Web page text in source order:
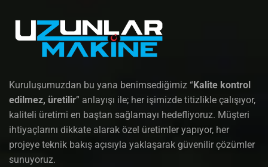
Kuruluşumuzdan bu yana benimsediğimiz “Kalite kontrol
edilmez, üretilir” anlayışı ile; her işimizde titizlikle çalışıyor,
kaliteli üretimi en baştan sağlamayı hedefliyoruz. Müşteri
ihtiyaçlarını dikkate alarak özel üretimler yapıyor, her
projeye teknik bakış açısıyla yaklaşarak güvenilir çözümler
sunuyoruz.